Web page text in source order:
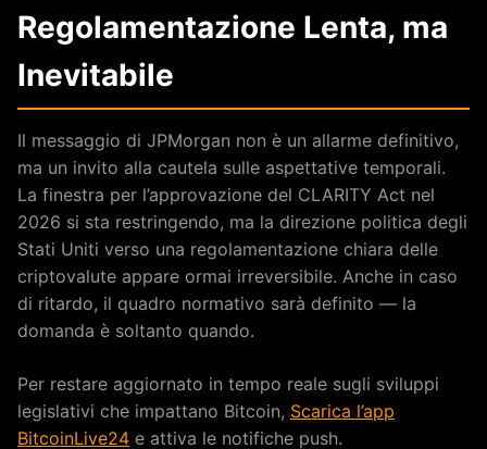
Regolamentazione Lenta, ma
Inevitabile
Il messaggio di JPMorgan non è un allarme definitivo,
ma un invito alla cautela sulle aspettative temporali.
La finestra per l’approvazione del CLARITY Act nel
2026 si sta restringendo, ma la direzione politica degli
Stati Uniti verso una regolamentazione chiara delle
criptovalute appare ormai irreversibile. Anche in caso
di ritardo, il quadro normativo sarà definito — la
domanda è soltanto quando.
Per restare aggiornato in tempo reale sugli sviluppi
legislativi che impattano Bitcoin, Scarica l’app
BitcoinLive24 e attiva le notifiche push.